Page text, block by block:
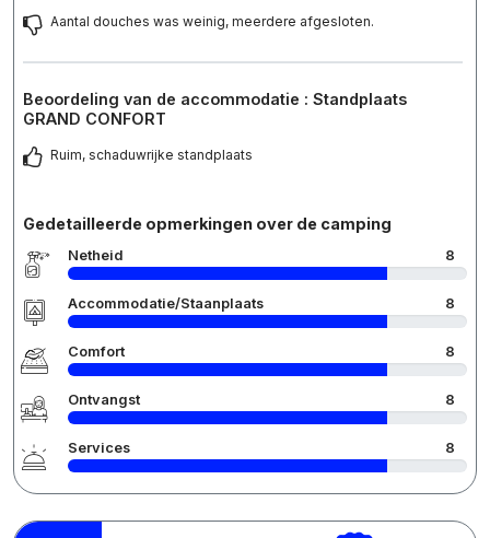
Aantal douches was weinig, meerdere afgesloten.
Beoordeling van de accommodatie : Standplaats
GRAND CONFORT
Ruim, schaduwrijke standplaats
Gedetailleerde opmerkingen over de camping
Netheid 8
Accommodatie/Staanplaats 8
Comfort 8
Ontvangst 8
Services 8